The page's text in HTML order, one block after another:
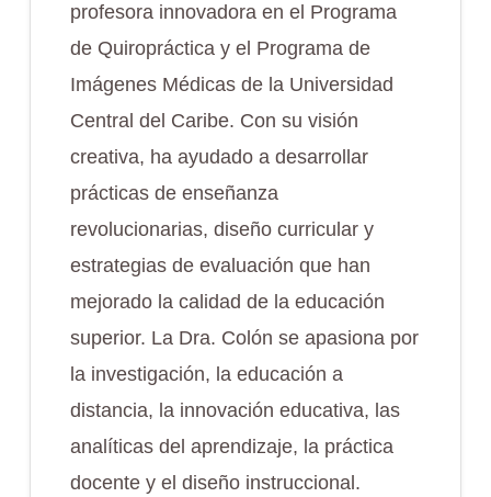
profesora innovadora en el Programa
de Quiropráctica y el Programa de
Imágenes Médicas de la Universidad
Central del Caribe. Con su visión
creativa, ha ayudado a desarrollar
prácticas de enseñanza
revolucionarias, diseño curricular y
estrategias de evaluación que han
mejorado la calidad de la educación
superior. La Dra. Colón se apasiona por
la investigación, la educación a
distancia, la innovación educativa, las
analíticas del aprendizaje, la práctica
docente y el diseño instruccional.